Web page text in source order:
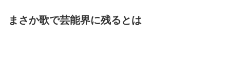
まさか歌で芸能界に残るとは